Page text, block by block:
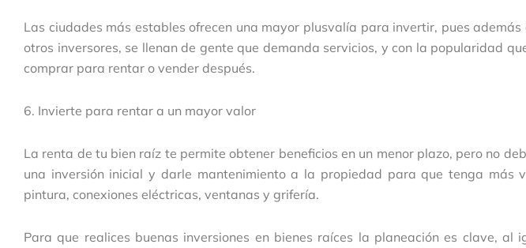
Las ciudades más estables ofrecen una mayor plusvalía para invertir, pues
otros inversores, se llenan de gente que demanda servicios, y con la popularidad
comprar para rentar o vender después.
6. Invierte para rentar a un mayor valor
La renta de tu bien raíz te permite obtener beneficios en un menor plazo, pero no
una inversión inicial y darle mantenimiento a la propiedad para que tenga más
pintura, conexiones eléctricas, ventanas y grifería.
Para que realices buenas inversiones en bienes raíces la planeación es clave, al